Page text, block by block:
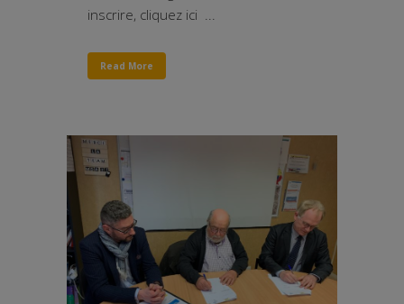
inscrire, cliquez ici ...
Read More